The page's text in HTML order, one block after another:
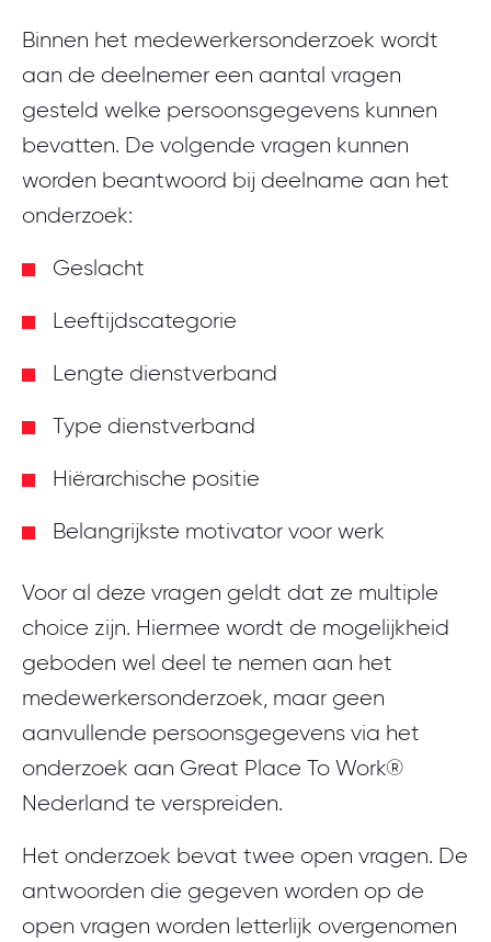
Binnen het medewerkersonderzoek wordt
aan de deelnemer een aantal vragen
gesteld welke persoonsgegevens kunnen
bevatten. De volgende vragen kunnen
worden beantwoord bij deelname aan het
onderzoek:
Geslacht
Leeftijdscategorie
Lengte dienstverband
Type dienstverband
Hiërarchische positie
Belangrijkste motivator voor werk
Voor al deze vragen geldt dat ze multiple
choice zijn. Hiermee wordt de mogelijkheid
geboden wel deel te nemen aan het
medewerkersonderzoek, maar geen
aanvullende persoonsgegevens via het
onderzoek aan Great Place To Work®
Nederland te verspreiden.
Het onderzoek bevat twee open vragen. De
antwoorden die gegeven worden op de
open vragen worden letterlijk overgenomen